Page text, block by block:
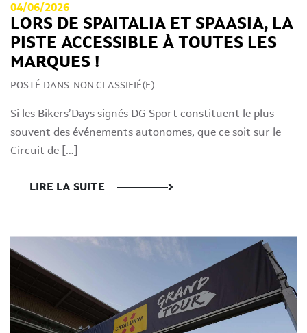
04/06/2026
LORS DE SPAITALIA ET SPAASIA, LA
PISTE ACCESSIBLE À TOUTES LES
MARQUES !
POSTÉ DANS NON CLASSIFIÉ(E)
Si les Bikers’Days signés DG Sport constituent le plus
souvent des événements autonomes, que ce soit sur le
Circuit de […]
LIRE LA SUITE